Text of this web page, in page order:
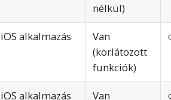
nélkül)
iOS alkalmazás
Van
(korlátozott
funkciók)
iOS alkalmazás Van